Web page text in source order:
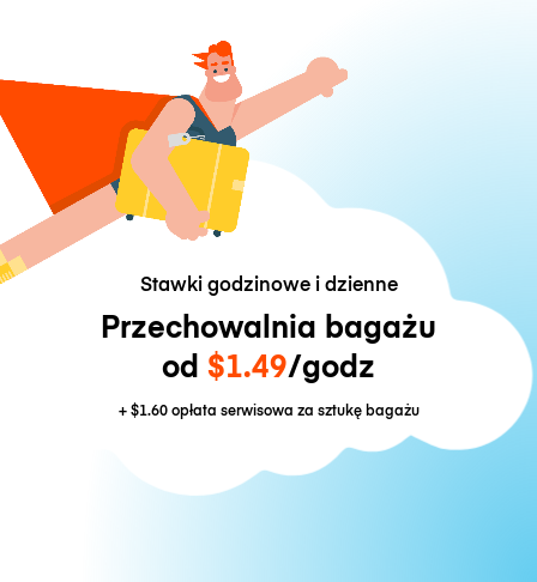
Stawki godzinowe i dzienne
Przechowalnia bagażu
od $1.49/godz
+$1.60opłata serwisowa za sztukę bagażu